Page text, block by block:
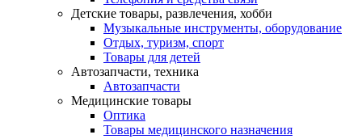
Детские товары, развлечения, хобби
Музыкальные инструменты, оборудование
Отдых, туризм, спорт
Товары для детей
Автозапчасти, техника
Автозапчасти
Медицинские товары
Оптика
Товары медицинского назначения